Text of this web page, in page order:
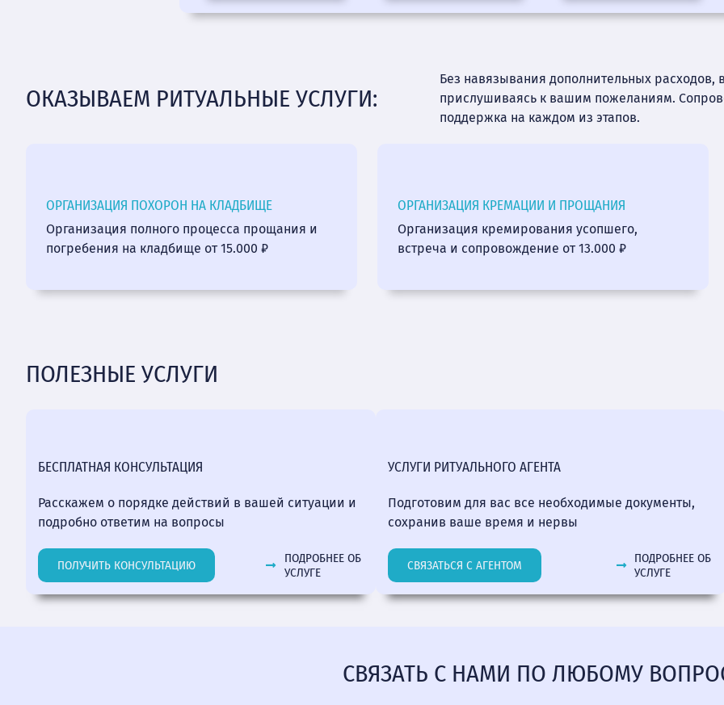
ОКАЗЫВАЕМ РИТУАЛЬНЫЕ УСЛУГИ:
Без навязывания дополнительных расходов,
прислушиваясь к вашим пожеланиям.
поддержка на каждом из этапов.
ОРГАНИЗАЦИЯ ПОХОРОН НА КЛАДБИЩЕ
Организация полного процесса прощания и
погребения на кладбище от 15.000 ₽
ОРГАНИЗАЦИЯ КРЕМАЦИИ И ПРОЩАНИЯ
Организация кремирования усопшего,
встреча и сопровождение от 13.000 ₽
ПОЛЕЗНЫЕ УСЛУГИ
БЕСПЛАТНАЯ КОНСУЛЬТАЦИЯ
Расскажем о порядке действий в вашей ситуации и
подробно ответим на вопросы
ПОЛУЧИТЬ КОНСУЛЬТАЦИЮ
ПОДРОБНЕЕ ОБ
УСЛУГЕ
УСЛУГИ РИТУАЛЬНОГО АГЕНТА
Подготовим для вас все необходимые документы,
сохранив ваше время и нервы
СВЯЗАТЬСЯ С АГЕНТОМ
ПОДРОБНЕЕ ОБ
УСЛУГЕ
СВЯЗАТЬ С НАМИ ПО ЛЮБОМУ